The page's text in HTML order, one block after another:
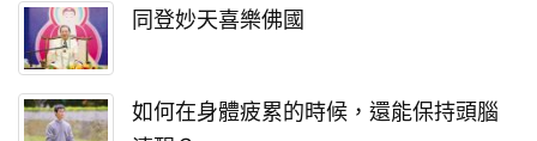
同登妙天喜樂佛國
如何在身體疲累的時候，還能保持頭腦